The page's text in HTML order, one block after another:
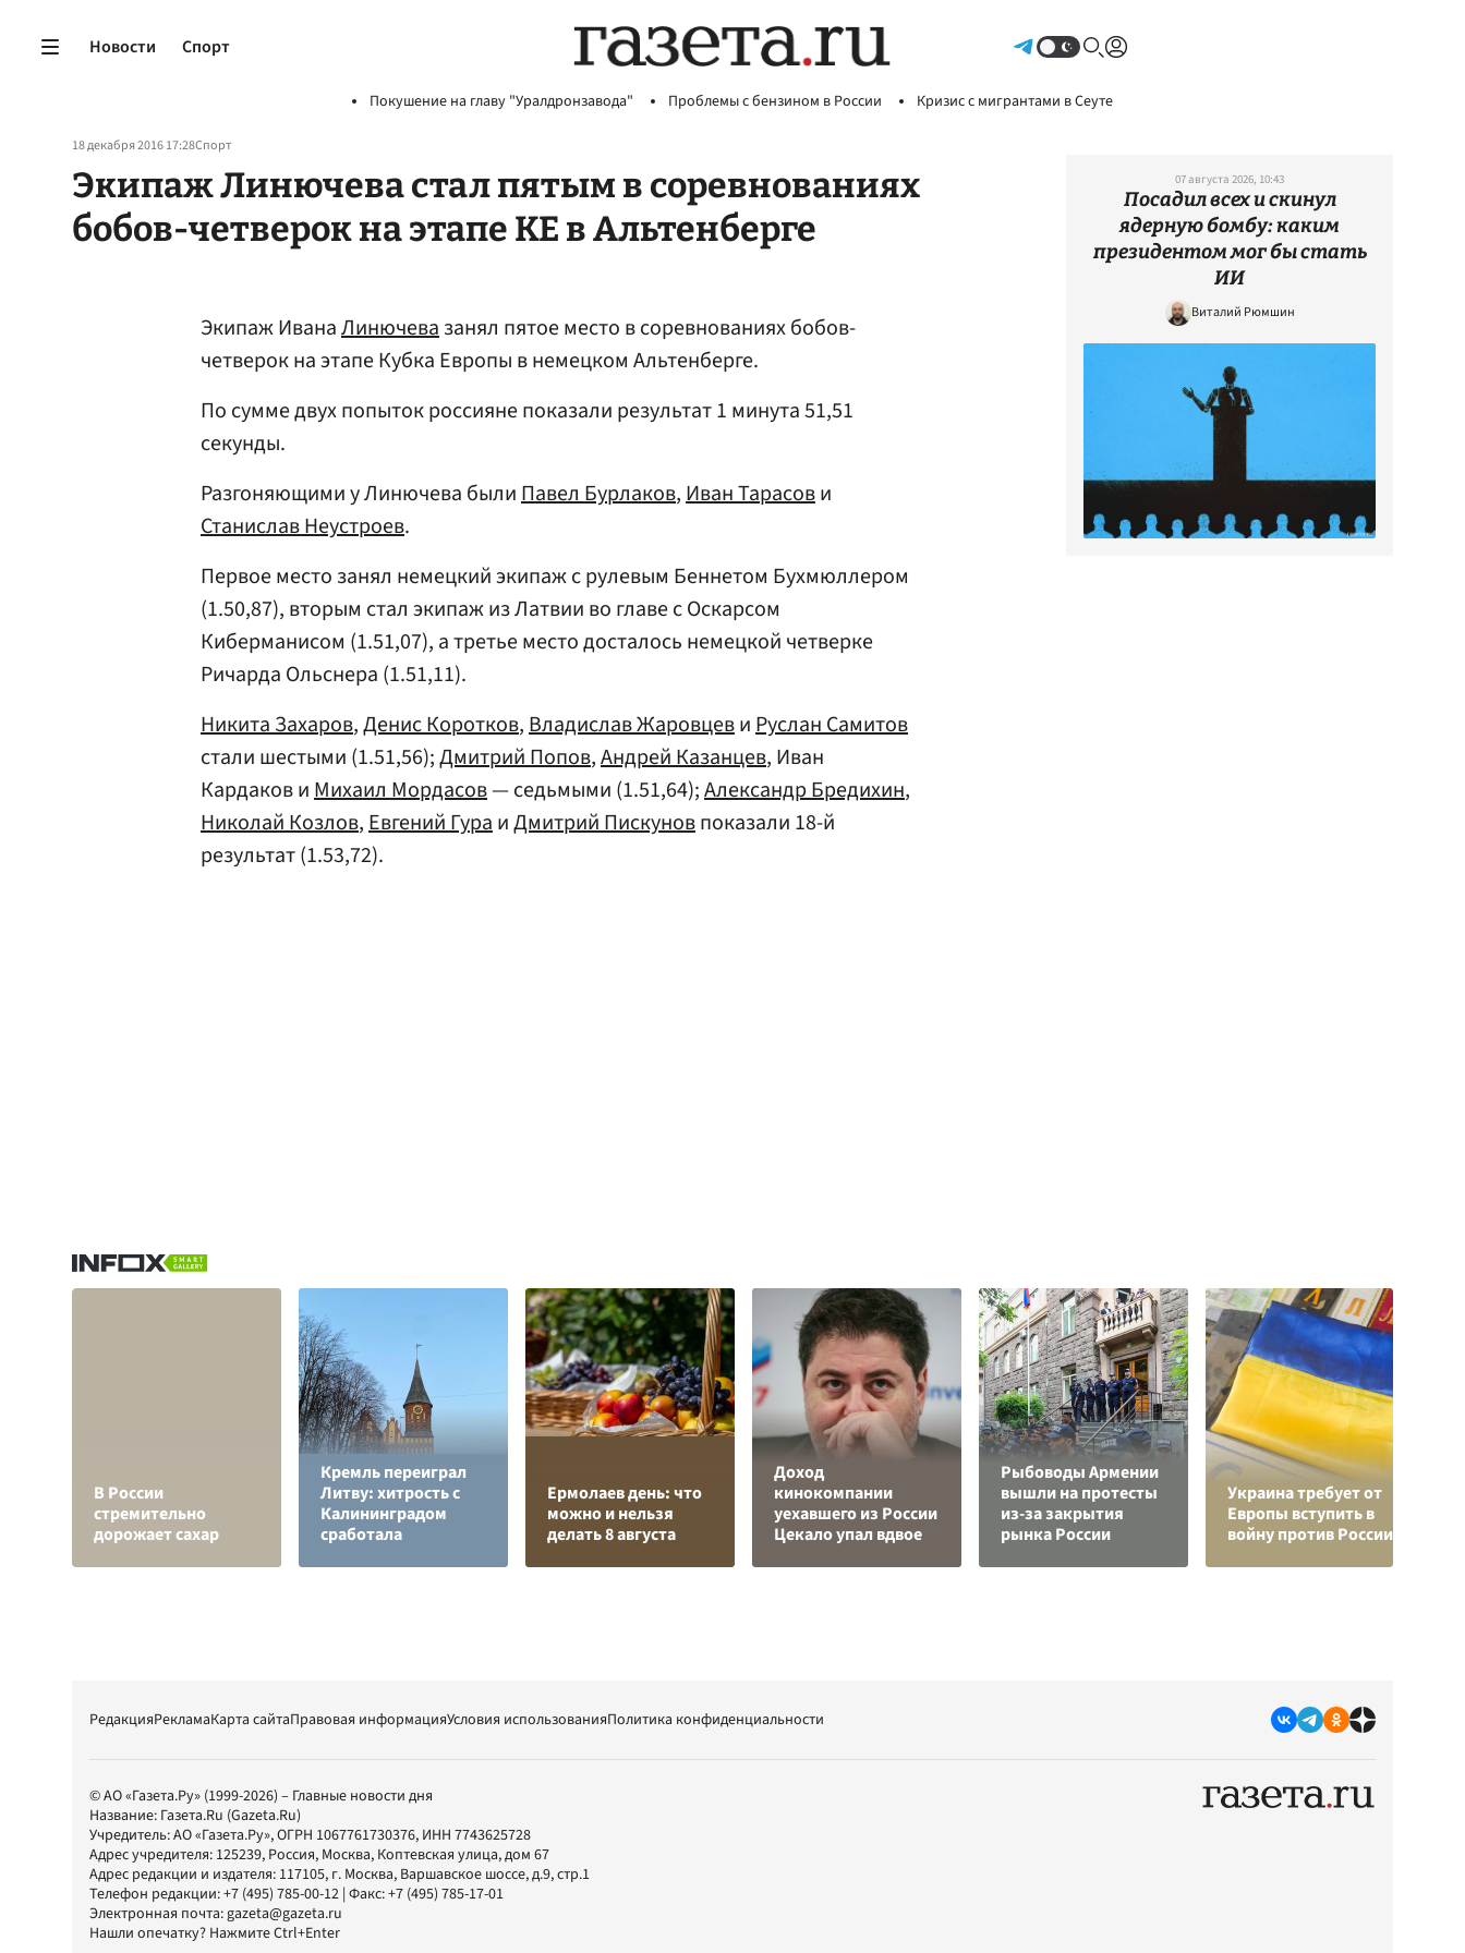
Новости Спорт
Покушение на главу "Уралдронзавода" Проблемы с бензином в России Кризис с мигрантами в Сеуте
18 декабря 2016 17:28Спорт
Экипаж Линючева стал пятым в соревнованиях
бобов-четверок на этапе КЕ в Альтенберге
Экипаж ИванаЛинючевазанял пятое место в соревнованиях бобов-
четверок на этапе Кубка Европы в немецком Альтенберге.
По сумме двух попыток россияне показали результат 1 минута 51,51
секунды.
Разгоняющими у Линючева былиПавел Бурлаков,Иван Тарасови
Станислав Неустроев.
Первое место занял немецкий экипаж с рулевым Беннетом Бухмюллером
(1.50,87), вторым стал экипаж из Латвии во главе с Оскарсом
Киберманисом (1.51,07), а третье место досталось немецкой четверке
Ричарда Ольснера (1.51,11).
Никита Захаров,Денис Коротков,Владислав ЖаровцевиРуслан Самитов
стали шестыми (1.51,56);Дмитрий Попов,Андрей Казанцев, Иван
Кардаков иМихаил Мордасов— седьмыми (1.51,64);Александр Бредихин,
Николай Козлов,Евгений ГураиДмитрий Пискуновпоказали 18-й
результат (1.53,72).
07 августа 2026, 10:43
Посадил всех и скинул
ядерную бомбу: каким
президентом мог бы стать
ИИ
Виталий Рюмшин
В России
стремительно
дорожает сахар
Кремль переиграл
Литву: хитрость с
Калининградом
сработала
Ермолаев день: что
можно и нельзя
делать 8 августа
Доход
кинокомпании
уехавшего из России
Цекало упал вдвое
Рыбоводы Армении
вышли на протесты
из-за закрытия
рынка России
Украина требует от
Европы вступить в
войну против России
РедакцияРекламаКарта сайтаПравовая информацияУсловия использованияПолитика конфиденциальности
© АО «Газета.Ру» (1999-2026) – Главные новости дня
Название: Газета.Ru (Gazeta.Ru)
Учредитель:АО «Газета.Ру», ОГРН 1067761730376, ИНН 7743625728
Адрес учредителя: 125239, Россия, Москва, Коптевская улица, дом 67
Адрес редакции и издателя: 117105, г. Москва, Варшавское шоссе, д.9, стр.1
Телефон редакции:+7 (495) 785-00-12 | Факс:+7 (495) 785-17-01
Электронная почта:gazeta@gazeta.ru
Нашли опечатку? Нажмите Ctrl+Enter